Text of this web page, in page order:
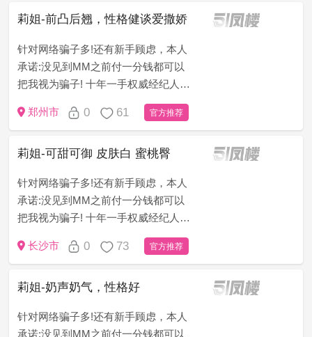
莉姐-前凸后翘，性格健谈爱撒娇
针对网络骗子多!还有新手顾虑，本人
承诺:没见到MM之前付一分钱都可以
把我视为骗子! 十年一手权威经纪人
（老司机秒懂）为了打消客户顾虑，
只做无套路，无定金，无押金，无办
郑州市 0 61 官方推荐
莉姐-可甜可御 皮肤白 蜜桃臀
针对网络骗子多!还有新手顾虑，本人
承诺:没见到MM之前付一分钱都可以
把我视为骗子! 十年一手权威经纪人
（老司机秒懂）为了打消客户顾虑，
只做无套路，无定金，无押金，无办
长沙市 0 73 官方推荐
莉姐-奶声奶气，性格好
针对网络骗子多!还有新手顾虑，本人
承诺:没见到MM之前付一分钱都可以